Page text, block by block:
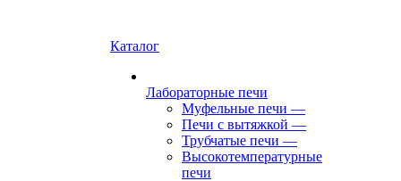
Каталог
Лабораторные печи
Муфельные печи —
Печи с вытяжкой —
Трубчатые печи —
Высокотемпературные
печи